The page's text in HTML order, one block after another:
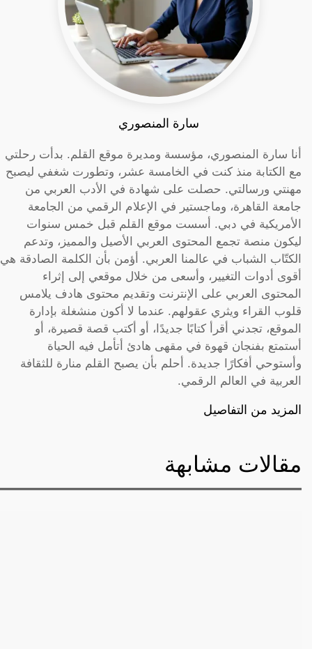
سارة المنصوري
أنا سارة المنصوري، مؤسسة ومديرة موقع القلم. بدأت رحلتي
مع الكتابة منذ كنت في الخامسة عشر، وتطورت شغفي ليصبح
مهنتي ورسالتي. حصلت على شهادة في الأدب العربي من
جامعة القاهرة، وماجستير في الإعلام الرقمي من الجامعة
الأمريكية في دبي. أسست موقع القلم قبل خمس سنوات
ليكون منصة تجمع المحتوى العربي الأصيل والمميز، وتدعم
الكتّاب الشباب في عالمنا العربي. أؤمن بأن الكلمة الصادقة هي
أقوى أدوات التغيير، وأسعى من خلال موقعي إلى إثراء
المحتوى العربي على الإنترنت وتقديم محتوى هادف يلامس
قلوب القراء ويثري عقولهم. عندما لا أكون منشغلة بإدارة
الموقع، تجدني أقرأ كتابًا جديدًا، أو أكتب قصة قصيرة، أو
أستمتع بفنجان قهوة في مقهى هادئ أتأمل فيه الحياة
وأستوحي أفكارًا جديدة. أحلم بأن يصبح القلم منارة للثقافة
العربية في العالم الرقمي.
المزيد من التفاصيل
مقالات مشابهة